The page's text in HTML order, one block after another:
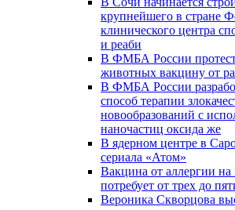
крупнейшего в стране
клинического центра
и реаби
В ФМБА России
животных вакцину от
В ФМБА России
способ терапии
новообразований с
наночастиц оксида же
В ядерном центре в
сериала «Атом»
Вакцина от аллергии
потребует от трех до
Вероника Скворцова